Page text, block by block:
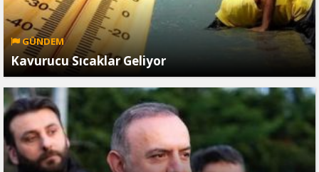
GÜNDEM
Kavurucu Sıcaklar Geliyor